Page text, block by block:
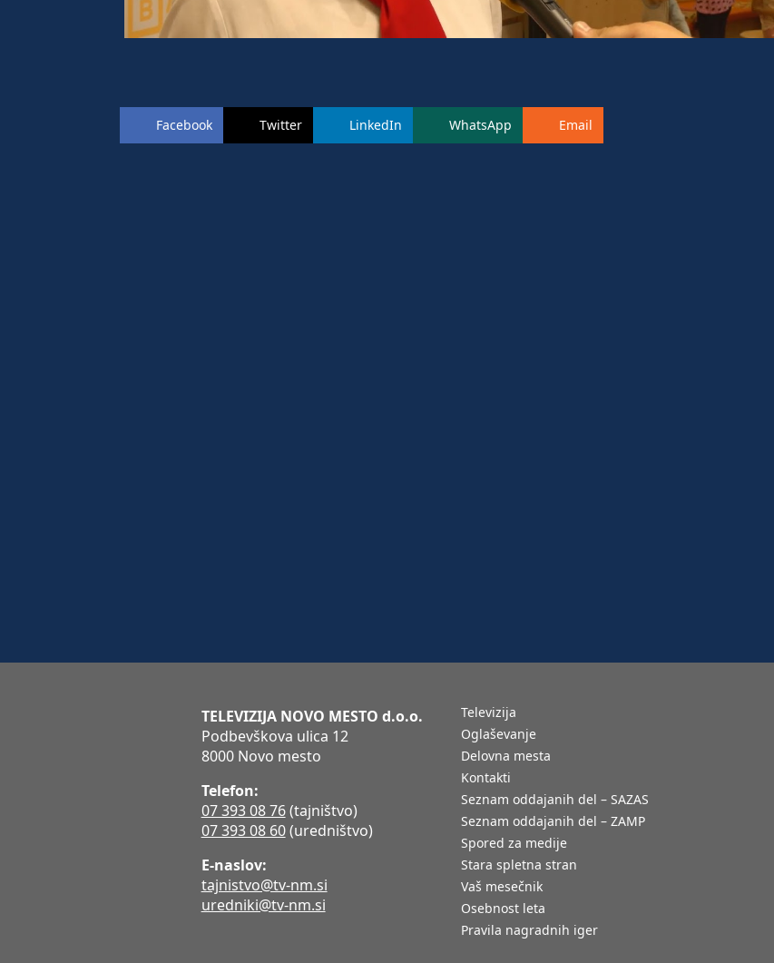
Facebook Twitter LinkedIn WhatsApp Email
TELEVIZIJA NOVO MESTO d.o.o.
Podbevškova ulica 12
8000 Novo mesto
Telefon:
07 393 08 76(tajništvo)
07 393 08 60(uredništvo)
E-naslov:
tajnistvo@tv-nm.si
uredniki@tv-nm.si
Televizija
Oglaševanje
Delovna mesta
Kontakti
Seznam oddajanih del – SAZAS
Seznam oddajanih del – ZAMP
Spored za medije
Stara spletna stran
Vaš mesečnik
Osebnost leta
Pravila nagradnih iger